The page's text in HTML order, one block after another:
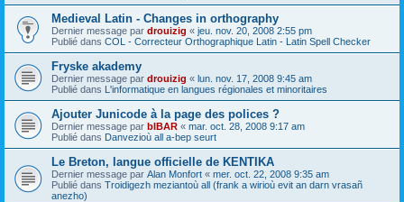
Medieval Latin - Changes in orthography
Dernier message par drouizig « jeu. nov. 20, 2008 2:55 pm
Publié dans COL - Correcteur Orthographique Latin - Latin Spell Checker
Fryske akademy
Dernier message par drouizig « lun. nov. 17, 2008 9:45 am
Publié dans L'informatique en langues régionales et minoritaires
Ajouter Junicode à la page des polices ?
Dernier message par bIBAR « mar. oct. 28, 2008 9:17 am
Publié dans Danvezioù all a-bep seurt
Le Breton, langue officielle de KENTIKA
Dernier message par Alan Monfort « mer. oct. 22, 2008 9:35 am
Publié dans Troidigezh meziantoù all (frank a wirioù evit an darn vrasañ
anezho)